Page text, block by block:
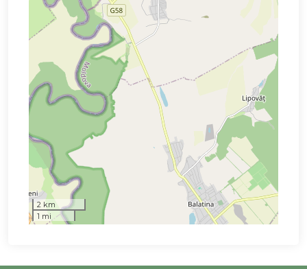
2 km
1 mi